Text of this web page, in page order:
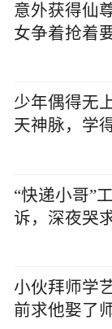
意外获得仙
女争着抢着
少年偶得无
天神脉，学
“快递小哥”
诉，深夜哭
小伙拜师学
前求他娶了